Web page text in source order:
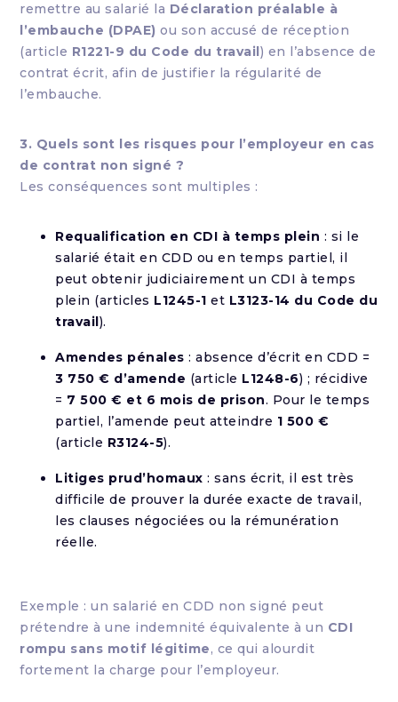
remettre au salarié la Déclaration préalable à
l’embauche (DPAE) ou son accusé de réception
(article R1221-9 du Code du travail) en l’absence de
contrat écrit, afin de justifier la régularité de
l’embauche.
3. Quels sont les risques pour l’employeur en cas
de contrat non signé ?
Les conséquences sont multiples :
Requalification en CDI à temps plein : si le
salarié était en CDD ou en temps partiel, il
peut obtenir judiciairement un CDI à temps
plein (articles L1245-1 et L3123-14 du Code du
travail).
Amendes pénales : absence d’écrit en CDD =
3 750 € d’amende (article L1248-6) ; récidive
= 7 500 € et 6 mois de prison. Pour le temps
partiel, l’amende peut atteindre 1 500 €
(article R3124-5).
Litiges prud’homaux : sans écrit, il est très
difficile de prouver la durée exacte de travail,
les clauses négociées ou la rémunération
réelle.
Exemple : un salarié en CDD non signé peut
prétendre à une indemnité équivalente à un CDI
rompu sans motif légitime, ce qui alourdit
fortement la charge pour l’employeur.